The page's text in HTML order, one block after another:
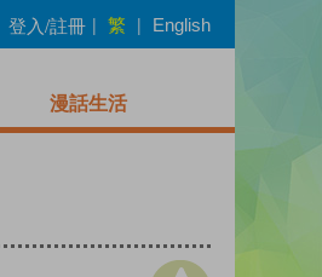
登入/註冊 | 繁 | English
漫話生活